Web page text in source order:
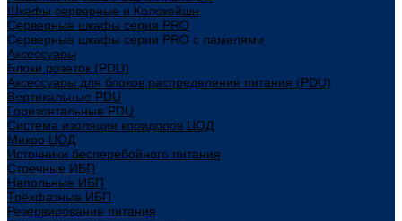
Шкафы серверные и Колокейшн
Серверные шкафы серия PRO
Серверные шкафы серии PRO с ламелями
Аксессуары
Блоки розеток (PDU)
Аксессуары для блоков распределения питания (PDU)
Вертикальные PDU
Горизонтальные PDU
Система изоляции коридоров ЦОД
Микро ЦОД
Источники бесперебойного питания
Стоечные ИБП
Напольные ИБП
Трёхфазные ИБП
Резервирование питания